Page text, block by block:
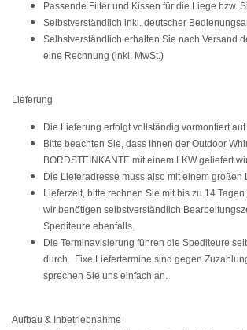
Passende Filter und Kissen für die Liege bzw.
Selbstverständlich inkl. deutscher
Selbstverständlich erhalten Sie nach Versand
eine Rechnung (inkl. MwSt.)
Lieferung
Die Lieferung erfolgt vollständig vormontiert
Bitte beachten Sie, dass Ihnen der Outdoor
BORDSTEINKANTE mit einem LKW geliefert
Die Lieferadresse muss also mit einem großen
Lieferzeit, bitte rechnen Sie mit bis zu 14 Tagen
wir benötigen selbstverständlich
Spediteure ebenfalls.
Die Terminavisierung führen die Spediteure
durch. Fixe Liefertermine sind gegen
sprechen Sie uns einfach an.
Aufbau & Inbetriebnahme